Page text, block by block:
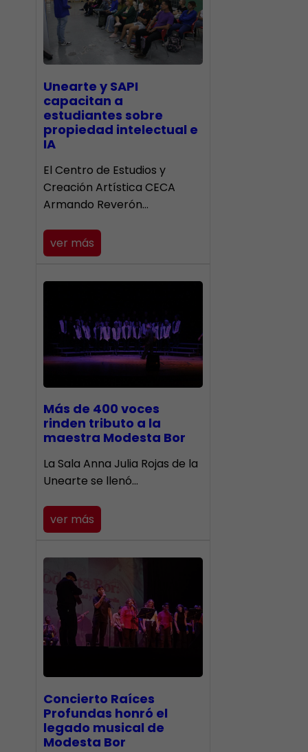
Unearte y SAPI
capacitan a
estudiantes sobre
propiedad intelectual e
IA
El Centro de Estudios y
Creación Artística CECA
Armando Reverón…
ver más
Más de 400 voces
rinden tributo a la
maestra Modesta Bor
​La Sala Anna Julia Rojas de la
Unearte se llenó…
ver más
​Concierto Raíces
Profundas honró el
legado musical de
Modesta Bor